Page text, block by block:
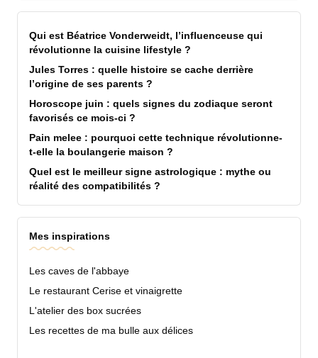
Qui est Béatrice Vonderweidt, l’influenceuse qui
révolutionne la cuisine lifestyle ?
Jules Torres : quelle histoire se cache derrière
l’origine de ses parents ?
Horoscope juin : quels signes du zodiaque seront
favorisés ce mois-ci ?
Pain melee : pourquoi cette technique révolutionne-
t-elle la boulangerie maison ?
Quel est le meilleur signe astrologique : mythe ou
réalité des compatibilités ?
Mes inspirations
Les caves de l'abbaye
Le restaurant Cerise et vinaigrette
L'atelier des box sucrées
Les recettes de ma bulle aux délices